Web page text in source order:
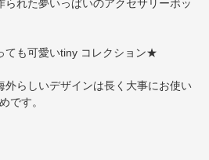
れた夢いっぱいのアクセサリーボッ
ても可愛いtiny コレクション★
外らしいデザインは長く大事にお使い
です。